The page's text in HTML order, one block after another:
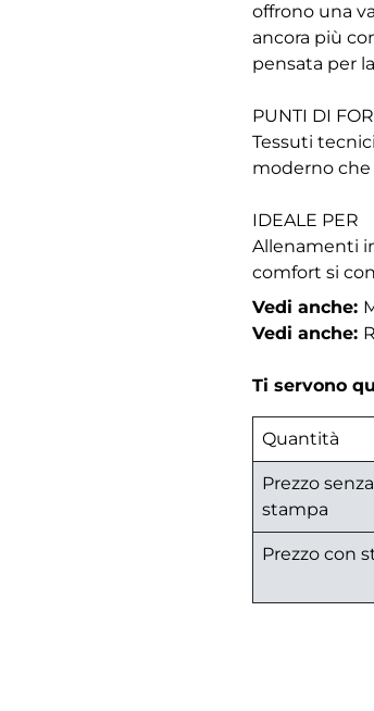
offrono una
ancora più
pensata per
PUNTI DI
Tessuti
moderno che
IDEALE PER
Allenamenti
comfort si
Vedi anche:
Vedi anche:
Ti servono
Quantità
Prezzo senza
stampa
Prezzo con